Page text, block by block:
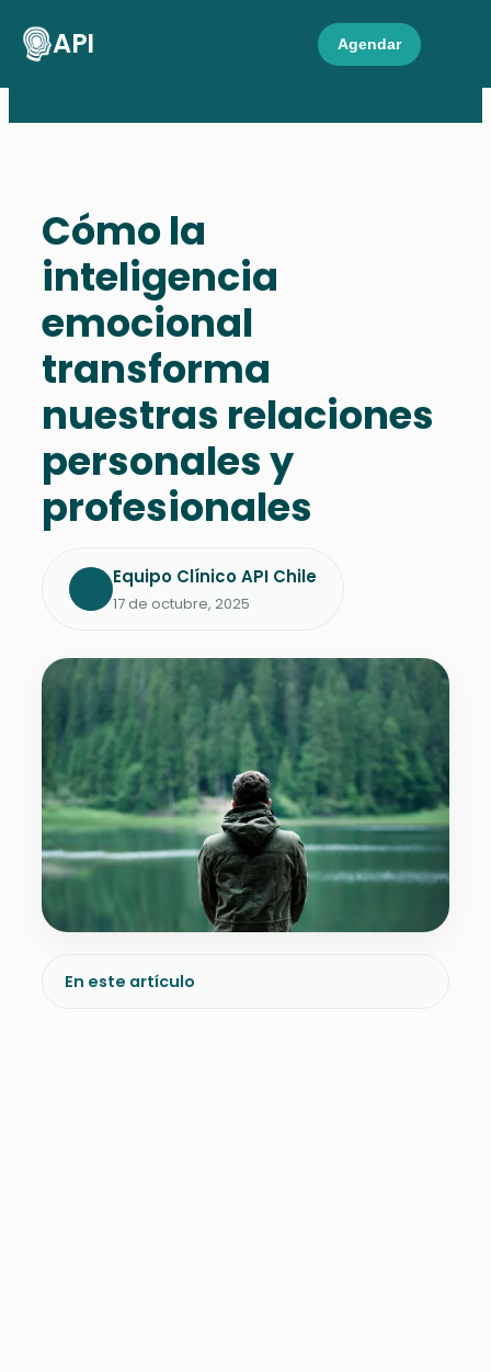
API Agendar
En este artículo
Cómo la
inteligencia
emocional
transforma
nuestras relaciones
personales y
profesionales
Equipo Clínico API Chile
17 de octubre, 2025